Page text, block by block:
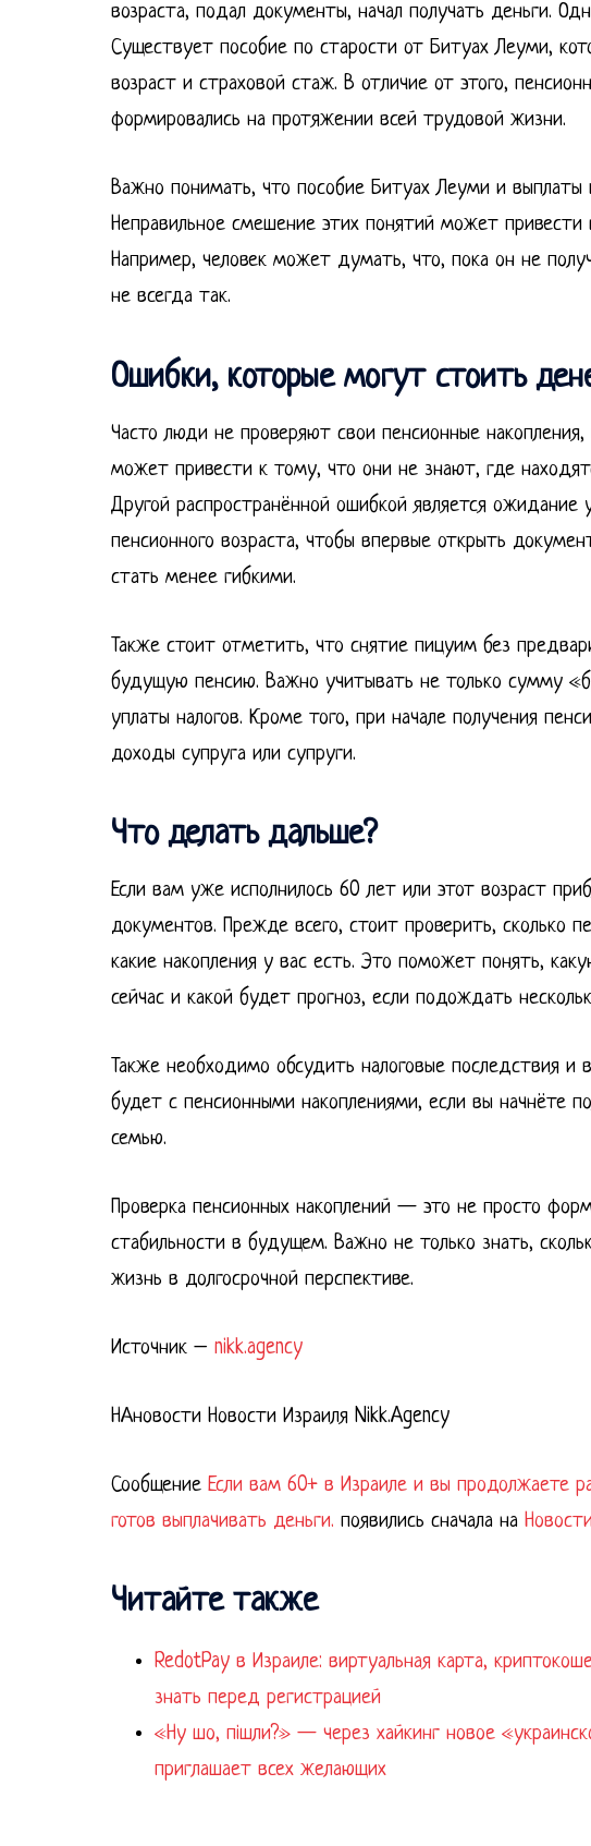
возраста, подал документы, начал получать деньги.
Существует пособие по старости от Битуах Леуми,
возраст и страховой стаж. В отличие от этого,
формировались на протяжении всей трудовой жизни.
Важно понимать, что пособие Битуах Леуми и
Неправильное смешение этих понятий может
Например, человек может думать, что, пока он не
не всегда так.
Ошибки, которые могут стоить
Часто люди не проверяют свои пенсионные
может привести к тому, что они не знают, где
Другой распространённой ошибкой является ожидание
пенсионного возраста, чтобы впервые открыть
стать менее гибкими.
Также стоит отметить, что снятие пицуим без
будущую пенсию. Важно учитывать не только сумму
уплаты налогов. Кроме того, при начале получения
доходы супруга или супруги.
Что делать дальше?
Если вам уже исполнилось 60 лет или этот возраст
документов. Прежде всего, стоит проверить, сколько
какие накопления у вас есть. Это поможет понять,
сейчас и какой будет прогноз, если подождать
Также необходимо обсудить налоговые последствия и
будет с пенсионными накоплениями, если вы начнёте
семью.
Проверка пенсионных накоплений — это не просто
стабильности в будущем. Важно не только знать,
жизнь в долгосрочной перспективе.
Источник – nikk.agency
НАновости Новости Израиля Nikk.Agency
Сообщение Если вам 60+ в Израиле и вы продолжаете
готов выплачивать деньги. появились сначала на
Читайте также
RedotPay в Израиле: виртуальная карта,
знать перед регистрацией
«Ну шо, пішли?» — через хайкинг новое
приглашает всех желающих